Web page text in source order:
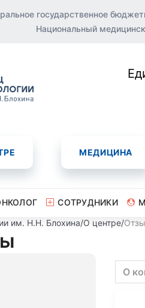
государственное
Национальный
МЕДИЦИНА
СОТРУДНИКИ
им. Н.Н. Блохина/О центре/
О